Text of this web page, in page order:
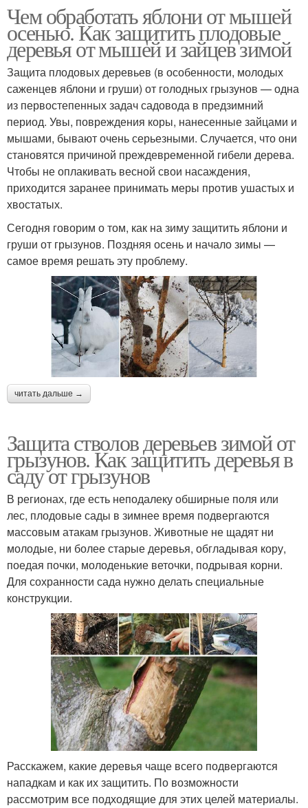
Чем обработать яблони от мышей
осенью. Как защитить плодовые
деревья от мышей и зайцев зимой
Защита плодовых деревьев (в особенности, молодых
саженцев яблони и груши) от голодных грызунов — одна
из первостепенных задач садовода в предзимний
период. Увы, повреждения коры, нанесенные зайцами и
мышами, бывают очень серьезными. Случается, что они
становятся причиной преждевременной гибели дерева.
Чтобы не оплакивать весной свои насаждения,
приходится заранее принимать меры против ушастых и
хвостатых.
Сегодня говорим о том, как на зиму защитить яблони и
груши от грызунов. Поздняя осень и начало зимы —
самое время решать эту проблему.
читать дальше →
Защита стволов деревьев зимой от
грызунов. Как защитить деревья в
саду от грызунов
В регионах, где есть неподалеку обширные поля или
лес, плодовые сады в зимнее время подвергаются
массовым атакам грызунов. Животные не щадят ни
молодые, ни более старые деревья, обгладывая кору,
поедая почки, молоденькие веточки, подрывая корни.
Для сохранности сада нужно делать специальные
конструкции.
Расскажем, какие деревья чаще всего подвергаются
нападкам и как их защитить. По возможности
рассмотрим все подходящие для этих целей материалы.